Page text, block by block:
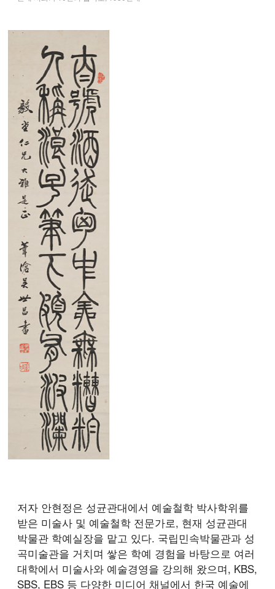
저자 안현정은 성균관대에서 예술철학 박사학위를
받은 미술사 및 예술철학 전문가로, 현재 성균관대
박물관 학예실장을 맡고 있다. 국립민속박물관과 성
곡미술관을 거치며 쌓은 학예 경험을 바탕으로 여러
대학에서 미술사와 예술경영을 강의해 왔으며, KBS,
SBS, EBS 등 다양한 미디어 채널에서 한국 예술에